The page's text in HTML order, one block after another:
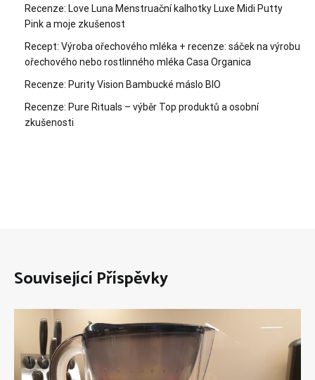
Recenze: Love Luna Menstruační kalhotky Luxe Midi Putty
Pink a moje zkušenost
Recept: Výroba ořechového mléka + recenze: sáček na výrobu
ořechového nebo rostlinného mléka Casa Organica
Recenze: Purity Vision Bambucké máslo BIO
Recenze: Pure Rituals – výběr Top produktů a osobní
zkušenosti
Související Příspěvky